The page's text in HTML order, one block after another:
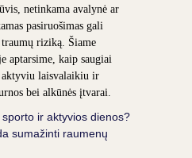
netinkama avalynė ar
pasiruošimas gali
riziką. Šiame
aptarsime, kaip saugiai
aktyviu laisvalaikiu ir
bei alkūnės įtvarai.
ir aktyvios dienos?
sumažinti raumenų